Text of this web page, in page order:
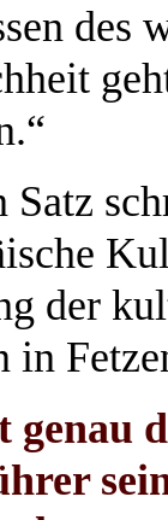
des
Satz
der
in
genau